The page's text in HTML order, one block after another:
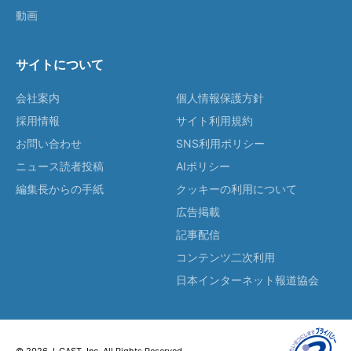
動画
サイトについて
会社案内
採用情報
お問い合わせ
ニュース読者投稿
編集長からの手紙
個人情報保護方針
サイト利用規約
SNS利用ポリシー
AIポリシー
クッキーの利用について
広告掲載
記事配信
コンテンツ二次利用
日本インターネット報道協会